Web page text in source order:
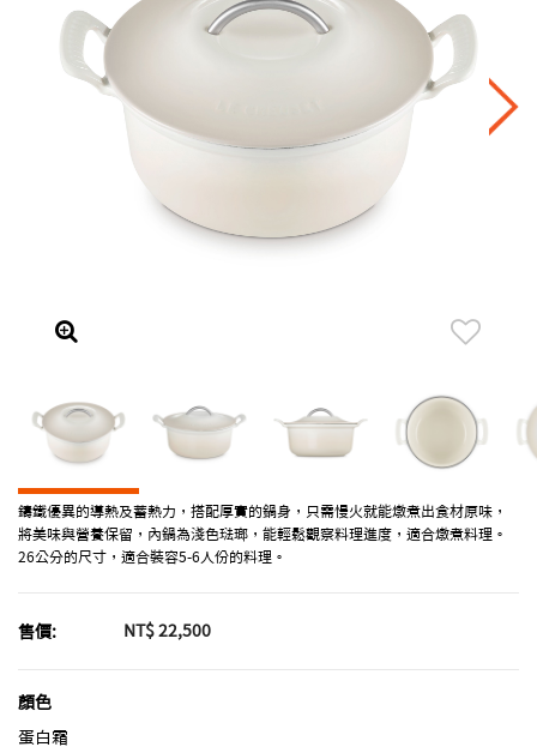
鑄鐵優異的導熱及蓄熱力，搭配厚實的鍋身，只需慢火就能燉煮出食材原味，
將美味與營養保留，內鍋為淺色琺瑯，能輕鬆觀察料理進度，適合燉煮料理。
26公分的尺寸，適合裝容5-6人份的料理。
售價: NT$ 22,500
顏色
蛋白霜